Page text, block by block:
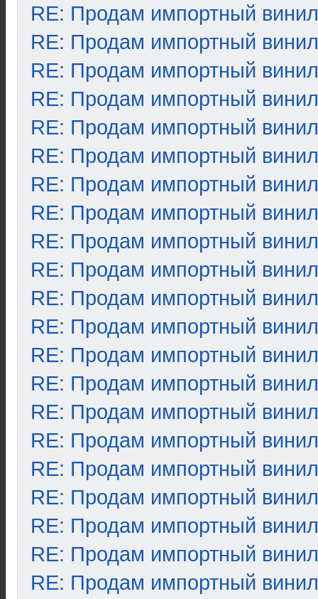
RE: Продам импортный винил
RE: Продам импортный винил
RE: Продам импортный винил
RE: Продам импортный винил
RE: Продам импортный винил
RE: Продам импортный винил
RE: Продам импортный винил
RE: Продам импортный винил
RE: Продам импортный винил
RE: Продам импортный винил
RE: Продам импортный винил
RE: Продам импортный винил
RE: Продам импортный винил
RE: Продам импортный винил
RE: Продам импортный винил
RE: Продам импортный винил
RE: Продам импортный винил
RE: Продам импортный винил
RE: Продам импортный винил
RE: Продам импортный винил
RE: Продам импортный винил